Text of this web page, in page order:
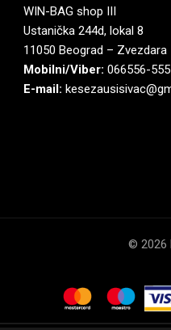
WIN-BAG shop III
Ustanička 244d, lokal 8
11050 Beograd – Zvezdara
Mobilni/Viber: 066556-
E-mail:
© 2026